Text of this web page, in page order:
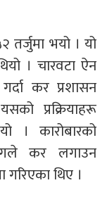
भयो । यो
। चारवटा ऐन
कर प्रशासन
प्रक्रियाहरू
। कारोबारको
कर लगाउन
थिए ।